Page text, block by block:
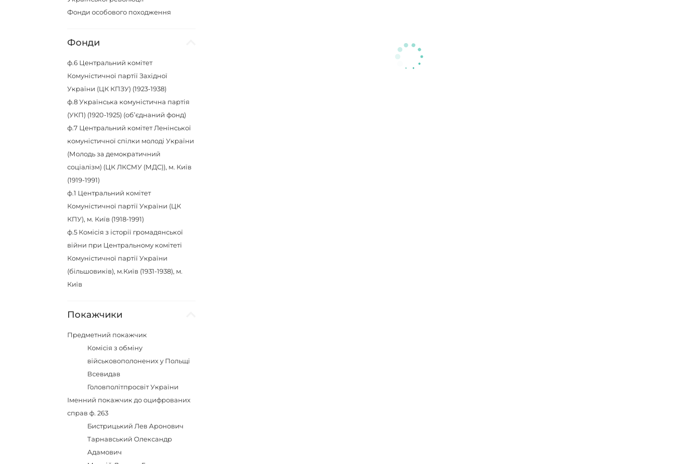
Фонди особового походження
Фонди
ф.6 Центральний комітет
Комуністичної партії Західної
України (ЦК КПЗУ) (1923-1938)
ф.8Українська комуністична партія
(УКП) (1920-1925) (об’єднаний фонд)
ф.7 Центральний комітет Ленінської
комуністичної спілки молоді України
(Молодь за демократичний
соціалізм) (ЦК ЛКСМУ (МДС)), м. Київ
(1919-1991)
ф.1 Центральний комітет
Комуністичної партії України (ЦК
КПУ), м. Київ (1918-1991)
ф.5 Комісія з історії громадянської
війни при Центральному комітеті
Комуністичної партії України
(більшовиків), м.Київ (1931-1938), м.
Київ
Покажчики
Предметний покажчик
Комісія з обміну
військовополонених у Польщі
Всевидав
Головполітпросвіт України
Іменний покажчик до оцифрованих
справ ф. 263
Бистрицький Лев Аронович
Тарнавський Олександр
Адамович